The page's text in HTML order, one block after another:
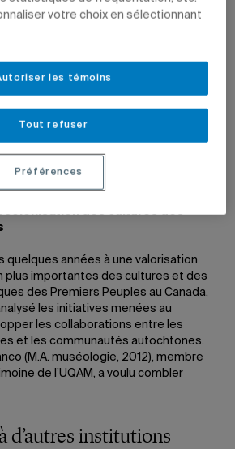
et patrimoine, 2020)
Premiers Peuples et l’inclusion de
au Département d’histoire de
des cultures des
quelques années à une valorisation
plus importantes des cultures et des
des Premiers Peuples au Canada,
les initiatives menées au
les collaborations entre les
et les communautés autochtones.
(M.A. muséologie, 2012), membre
de l’UQAM, a voulu combler
d’autres institutions
votre choix en sélectionnant
Tout refuser
les témoins
Préférences